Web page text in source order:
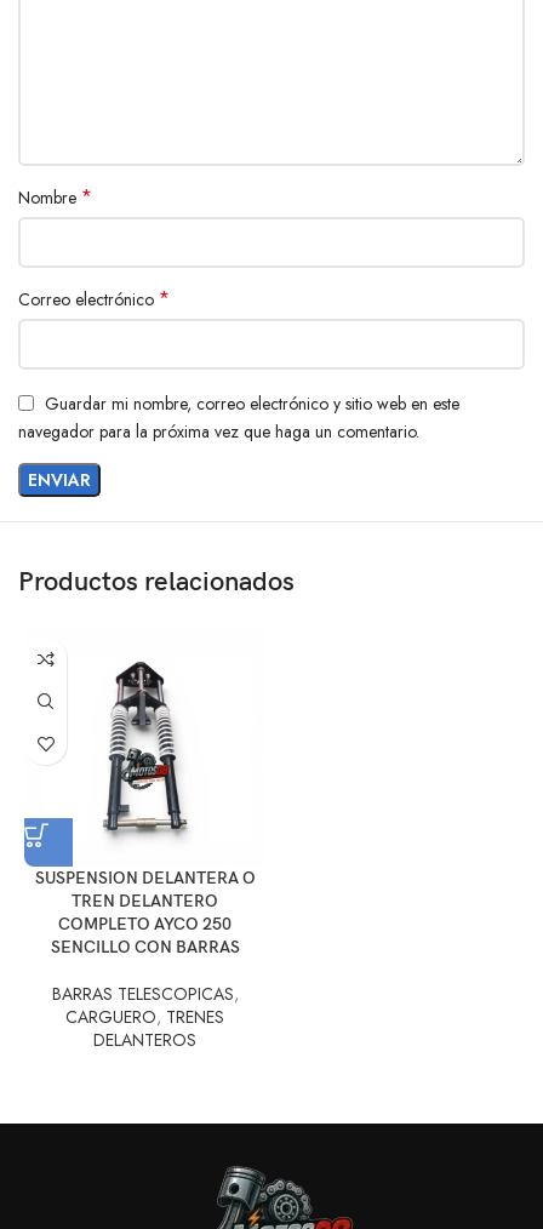
Nombre *
Correo electrónico *
Guardar mi nombre, correo electrónico y sitio web en este
navegador para la próxima vez que haga un comentario.
Productos relacionados
SUSPENSION DELANTERA O
TREN DELANTERO
COMPLETO AYCO 250
SENCILLO CON BARRAS
BARRAS TELESCOPICAS,
CARGUERO, TRENES
DELANTEROS